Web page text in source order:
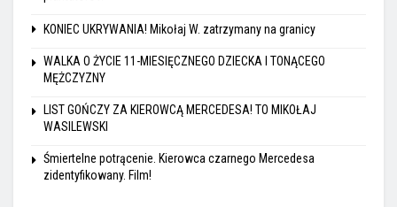
KONIEC UKRYWANIA! Mikołaj W. zatrzymany na granicy
WALKA O ŻYCIE 11-MIESIĘCZNEGO DZIECKA I TONĄCEGO
MĘŻCZYZNY
LIST GOŃCZY ZA KIEROWCĄ MERCEDESA! TO MIKOŁAJ
WASILEWSKI
Śmiertelne potrącenie. Kierowca czarnego Mercedesa
zidentyfikowany. Film!